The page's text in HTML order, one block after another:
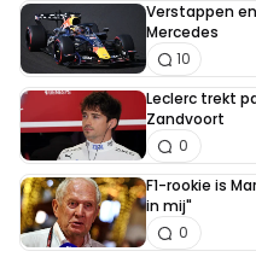
Verstappen
Mercedes
10
Leclerc trekt
Zandvoort
0
F1-rookie is
in mij"
0